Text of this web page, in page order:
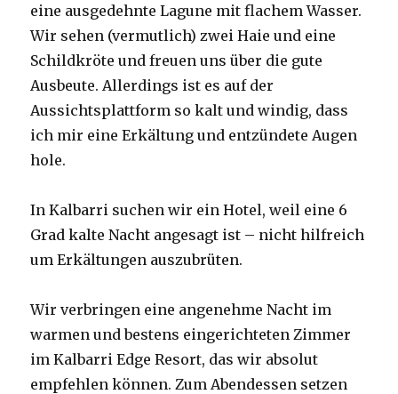
eine ausgedehnte Lagune mit flachem Wasser.
Wir sehen (vermutlich) zwei Haie und eine
Schildkröte und freuen uns über die gute
Ausbeute. Allerdings ist es auf der
Aussichtsplattform so kalt und windig, dass
ich mir eine Erkältung und entzündete Augen
hole.
In Kalbarri suchen wir ein Hotel, weil eine 6
Grad kalte Nacht angesagt ist – nicht hilfreich
um Erkältungen auszubrüten.
Wir verbringen eine angenehme Nacht im
warmen und bestens eingerichteten Zimmer
im Kalbarri Edge Resort, das wir absolut
empfehlen können. Zum Abendessen setzen